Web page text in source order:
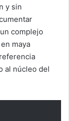
y sin
complejo
maya
al núcleo del